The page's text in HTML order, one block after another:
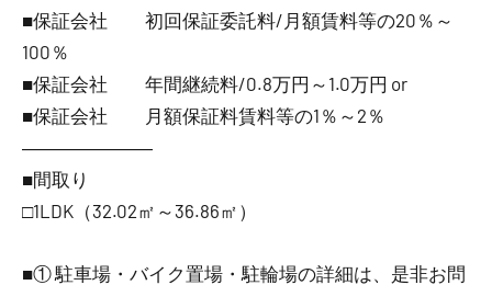
■保証会社 初回保証委託料/月額賃料等の20％～
100％
■保証会社 年間継続料/0.8万円～1.0万円 or
■保証会社 月額保証料賃料等の1％～2％
―――――――
■間取り
□1LDK（32.02㎡～36.86㎡）
■① 駐車場・バイク置場・駐輪場の詳細は、是非お問